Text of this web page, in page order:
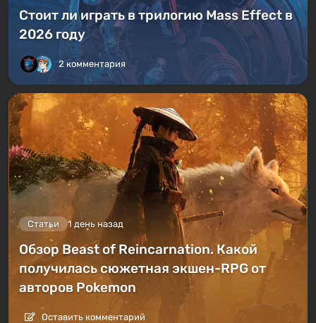
Стоит ли играть в трилогию Mass Effect в
2026 году
2 комментария
Статьи 1 день назад
Обзор Beast of Reincarnation. Какой
получилась сюжетная экшен-RPG от
авторов Pokemon
Оставить комментарий